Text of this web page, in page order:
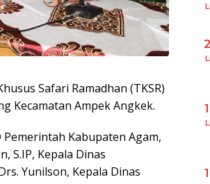
Safari Ramadhan (TKSR)
Kecamatan Ampek Angkek.
Kabupaten Agam,
S.IP, Kepala Dinas
Yunilson, Kepala Dinas